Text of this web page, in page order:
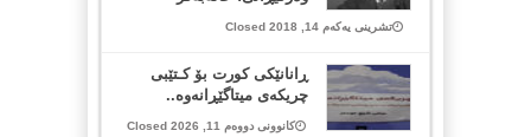
تشرینی یەکەم 14, 2018 Closed
ڕانانێكی كورت بۆ كـتێبی
چریكه‌ی میتاگێڕانه‌وه‌..
کانوونی دووەم 11, 2026 Closed